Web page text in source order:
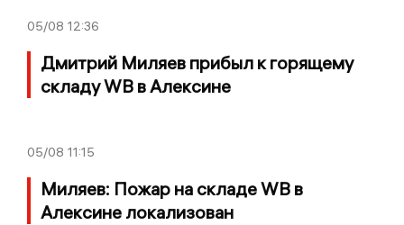
05/08 12:36
Дмитрий Миляев прибыл к горящему
складу WB в Алексине
05/08 11:15
Миляев: Пожар на складе WB в
Алексине локализован